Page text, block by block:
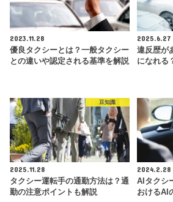
2023.11.28
優良タクシーとは？一般タクシー
との違いや認定される基準を解説
2025.6.27
違反歴が
になれる
豆知識
2025.11.28
タクシー運転手の通勤方法は？通
勤の注意ポイントも解説
2024.2.28
AIタクシ
おけるAI